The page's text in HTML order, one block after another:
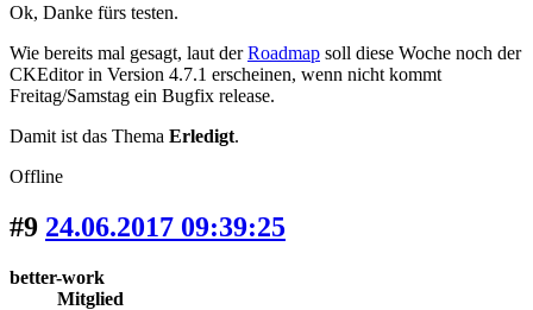
Ok, Danke fürs testen.
Wie bereits mal gesagt, laut derRoadmap soll diese Woche noch der
CKEditor in Version 4.7.1 erscheinen, wenn nicht kommt
Freitag/Samstag ein Bugfix release.
Damit ist das Thema Erledigt.
Offline
#9 24.06.2017 09:39:25
better-work
Mitglied